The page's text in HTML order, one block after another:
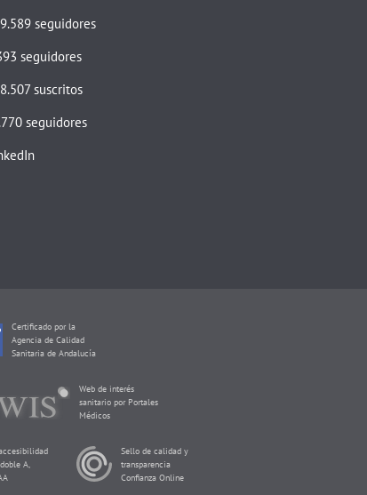
seguidores
seguidores
suscritos
seguidores
Certificado por la
Agencia de Calidad
Sanitaria de Andalucía
Web de interés
sanitario por Portales
Médicos
A,
Sello de calidad y
transparencia
Confianza Online